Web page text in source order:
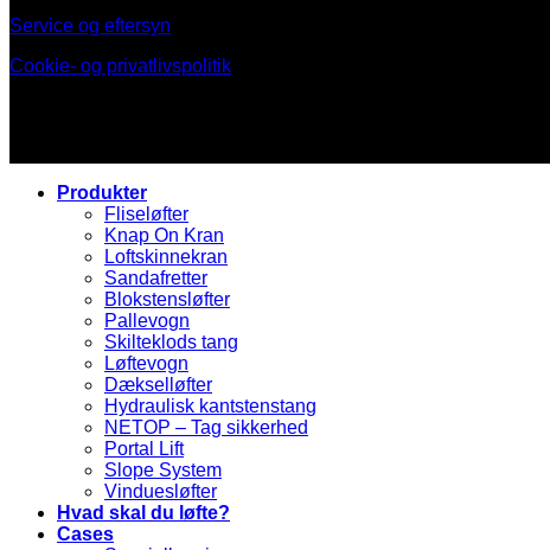
Service og eftersyn
Cookie- og privatlivspolitik
Produkter
Fliseløfter
Knap On Kran
Loftskinnekran
Sandafretter
Blokstensløfter
Pallevogn
Skilteklods tang
Løftevogn
Dækselløfter
Hydraulisk kantstenstang
NETOP – Tag sikkerhed
Portal Lift
Slope System
Vinduesløfter
Hvad skal du løfte?
Cases